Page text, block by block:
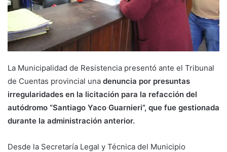
La Municipalidad de Resistencia presentó ante el Tribunal
de Cuentas provincial una denuncia por presuntas
irregularidades en la licitación para la refacción del
autódromo “Santiago Yaco Guarnieri”, que fue gestionada
durante la administración anterior.
Desde la Secretaría Legal y Técnica del Municipio